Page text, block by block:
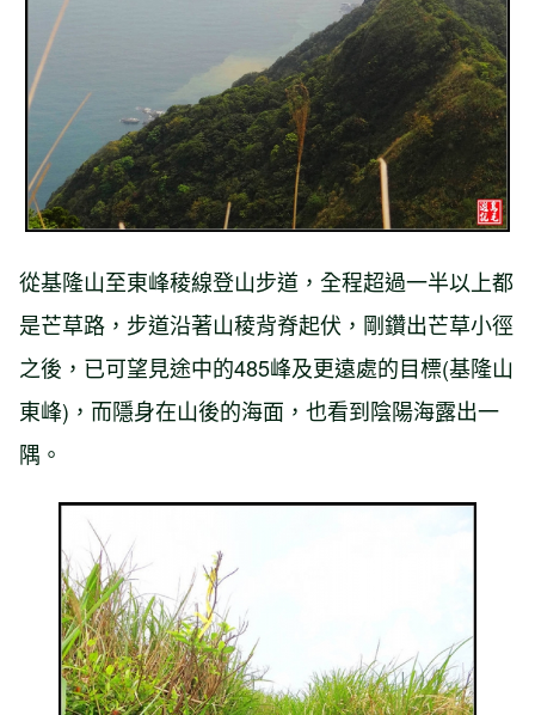
從基隆山至東峰稜線登山步道，全程超過一半以上都
是芒草路，步道沿著山稜背脊起伏，剛鑽出芒草小徑
之後，已可望見途中的485峰及更遠處的目標(基隆山
東峰)，而隱身在山後的海面，也看到陰陽海露出一
隅。